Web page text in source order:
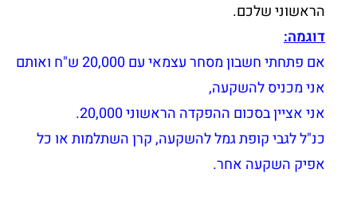
הראשוני שלכם.
דוגמה:
אם פתחתי חשבון מסחר עצמאי עם 20,000 ש"ח ואותם
אני מכניס להשקעה,
אני אציין בסכום ההפקדה הראשוני 20,000.
כנ"ל לגבי קופת גמל להשקעה, קרן השתלמות או כל
אפיק השקעה אחר.